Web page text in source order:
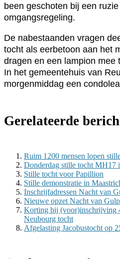
been geschoten bij een
omgangsregeling.
De nabestaanden vragen
tocht als eerbetoon aan het
dragen en een lampion mee
In het gemeentehuis van
morgenmiddag een
Gerelateerde
Ruim 1200 mensen lopen
Donderdag stille tocht MH17
Stille tocht voor Papillion
Stille demonstratie in
Inschrijfadressen Nacht van
Nieuwe opzet Nacht van
Korting bij (voor)inschrijving
Neubourg tocht
Afgelasting Jacobustocht op